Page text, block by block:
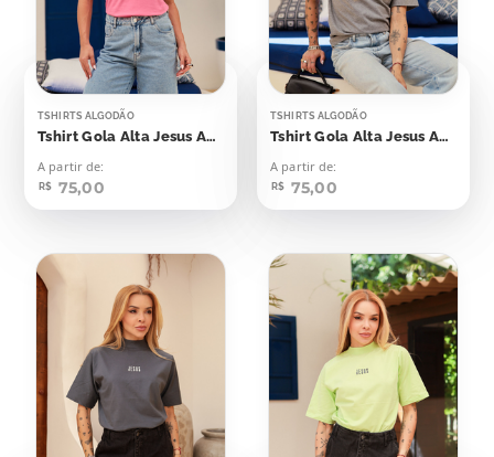
TSHIRTS ALGODÃO
Tshirt Gola Alta Jesus Aplicação
A partir de:
R$ 75,00
TSHIRTS ALGODÃO
Tshirt Gola Alta Jesus Aplicação
A partir de:
R$ 75,00